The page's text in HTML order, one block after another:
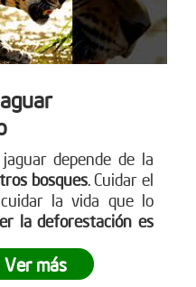
depende de la
bosques. Cuidar el
la vida que lo
la deforestación es
si quieres ayudar a
Ver más